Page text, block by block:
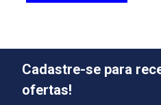
Cadastre-se para
ofertas!